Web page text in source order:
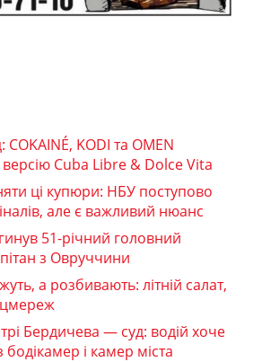
COKAINÉ, KODI та OMEN
Cuba Libre & Dolce Vita
ці купюри: НБУ поступово
але є важливий нюанс
51-річний головний
з Овруччини
а розбивають: літній салат,
Бердичева — суд: водій хоче
і камер міста